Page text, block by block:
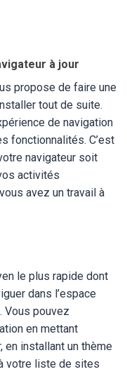
à jour
propose de faire une
tout de suite.
de navigation
fonctionnalités. C’est
navigateur soit
activités
avez un travail à
le plus rapide dont
dans l’espace
Vous pouvez
en mettant
en installant un thème
votre liste de sites